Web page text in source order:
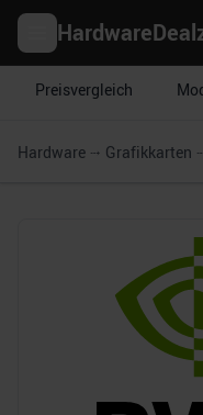
Preisvergleich
Hardware Grafikkarten